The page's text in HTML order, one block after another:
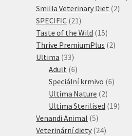
Smilla Veterinary Diet 22
SPECIFIC 21 21
produktů
Taste of the Wild 1515
produktů
Thrive PremiumPlus 22
Ultima 3333
produktů
Adult 66
produktů
Speciální krmivo 66
Ultima Nature 22
produkty
Ultima Sterilised 1919
Venandi Animal 55
produktů
Veterinární diety 2424